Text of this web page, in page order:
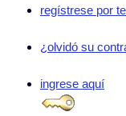
regístrese por
¿olvidó su
ingrese aquí